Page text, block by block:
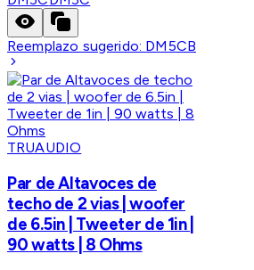
Reemplazo sugerido: DM5CB
TRUAUDIO
Par de Altavoces de
techo de 2 vias | woofer
de 6.5in | Tweeter de 1in |
90 watts | 8 Ohms